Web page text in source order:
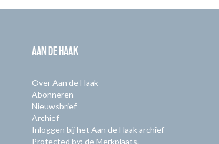
AAN DE HAAK
Over Aan de Haak
Abonneren
Nieuwsbrief
Archief
Inloggen bij het Aan de Haak archief
Protected by: de Merkplaats.